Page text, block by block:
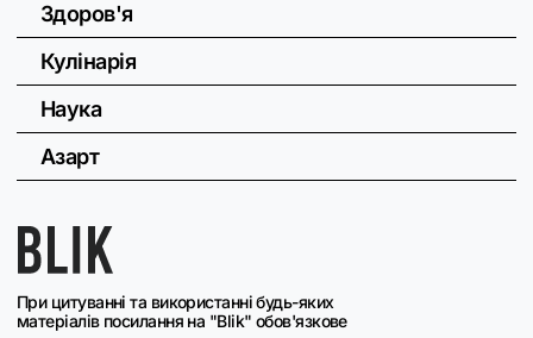
При цитуванні та використанні будь-яких
матеріалів посилання на "Blik" обов'язкове
Здоров'я
Кулінарія
Наука
Азарт